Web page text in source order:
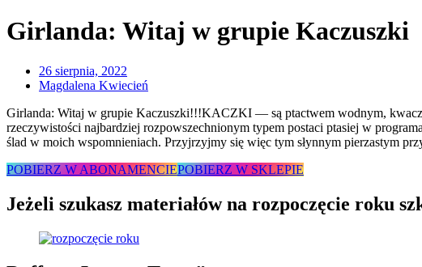
Girlanda: Witaj w grupie Kaczuszki
26 sierpnia, 2022
Magdalena Kwiecień
Girlanda: Witaj w grupie Kaczuszki!!!KACZKI — są ptactwem wodnym,
rzeczywistości najbardziej rozpowszechnionym typem postaci ptasiej w
ślad w moich wspomnieniach. Przyjrzyjmy się więc tym słynnym pierzastym
POBIERZ W ABONAMENCIEPOBIERZ W SKLEPIE
Jeżeli szukasz materiałów na rozpoczęcie roku